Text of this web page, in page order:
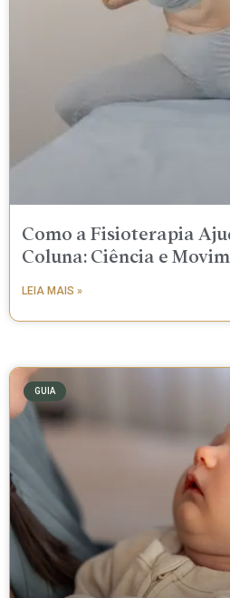
Como a Fisioterapia
Coluna: Ciência e
LEIA MAIS »
GUIA